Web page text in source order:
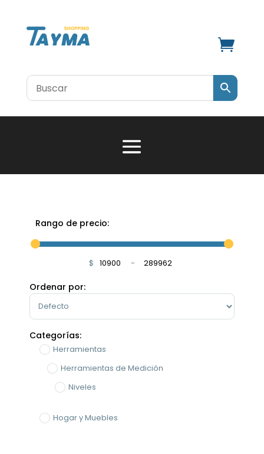

Rango de precio:
$ Minimum Price
-Maximum Price
Ordenar por:
Sort Products
Categorías:
Herramientas
Herramientas de Medición
Niveles
Hogar y Muebles